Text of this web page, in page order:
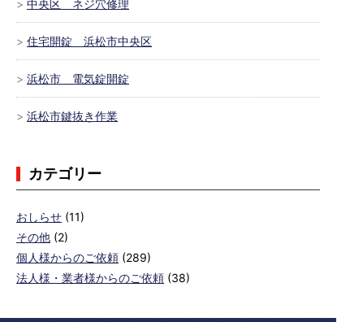
中央区 ネジ穴修理
住宅開錠 浜松市中央区
浜松市 電気錠開錠
浜松市鍵抜き作業
カテゴリー
おしらせ (11)
その他 (2)
個人様からのご依頼 (289)
法人様・業者様からのご依頼 (38)